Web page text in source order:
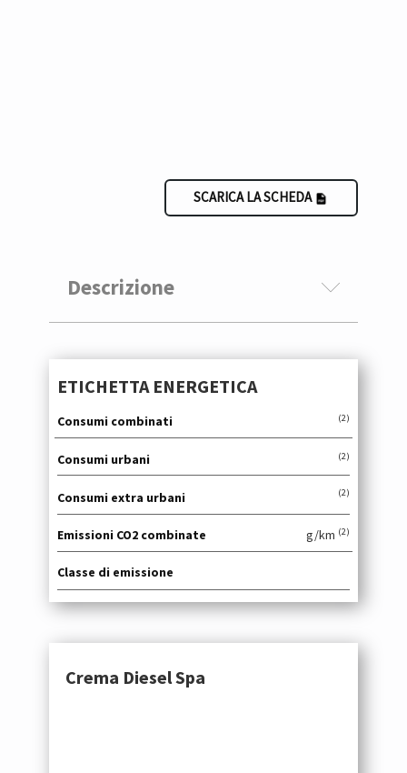
SCARICA LA SCHEDA
Descrizione
ETICHETTA ENERGETICA
(2)
Consumi combinati
Consumi urbani (2)
(2)
Consumi extra urbani
Emissioni CO2 combinate g/km (2)
Classe di emissione
Crema Diesel Spa